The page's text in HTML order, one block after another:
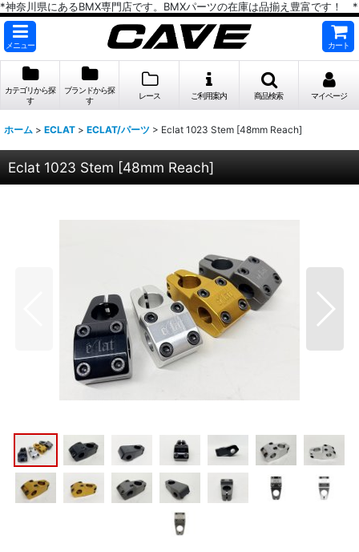
*神奈川県にあるBMX専門店です。BMXパーツの在庫は品揃え豊富です！ *
メニュー カート
カテゴリから探
す
ブランドから探
す
レース ご利用案内 商品検索 マイページ
ホーム > ECLAT > ECLAT/パーツ > Eclat 1023 Stem [48mm Reach]
Eclat 1023 Stem [48mm Reach]